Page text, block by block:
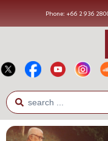
Phone: +66 2 936